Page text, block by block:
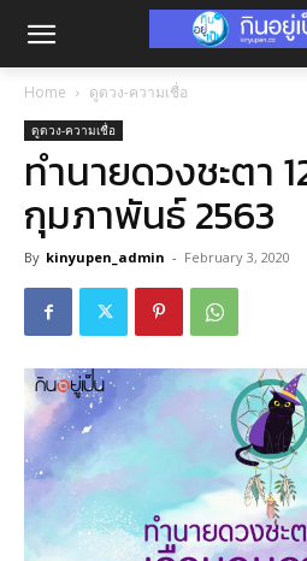
Home ดูดวง-ความเชื่อ
ดูดวง-ความเชื่อ
ทำนายดวงชะตา
กุมภาพันธ์ 2563
By kinyupen_admin - February 3, 2020